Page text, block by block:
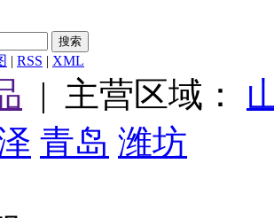
| RSS | XML
| 主营区域：
青岛 潍坊